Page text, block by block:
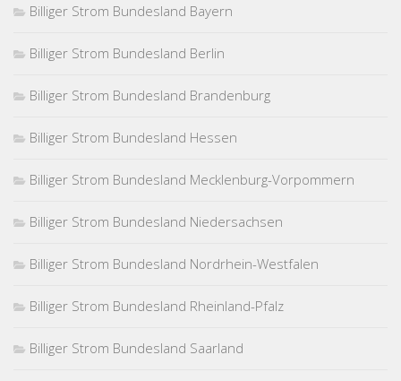
Billiger Strom Bundesland Bayern
Billiger Strom Bundesland Berlin
Billiger Strom Bundesland Brandenburg
Billiger Strom Bundesland Hessen
Billiger Strom Bundesland Mecklenburg-Vorpommern
Billiger Strom Bundesland Niedersachsen
Billiger Strom Bundesland Nordrhein-Westfalen
Billiger Strom Bundesland Rheinland-Pfalz
Billiger Strom Bundesland Saarland